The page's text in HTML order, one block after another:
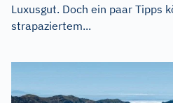
Luxusgut. Doch ein paar Tipps
strapaziertem...